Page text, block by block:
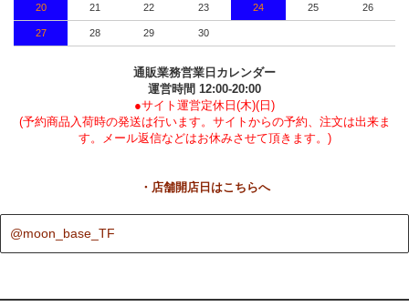
20 21 22 23 24 25 26
27 28 29 30
通販業務営業日カレンダー
運営時間 12:00-20:00
●サイト運営定休日(木)(日)
(予約商品入荷時の発送は行います。サイトからの予約、注文は出来ま
す。メール返信などはお休みさせて頂きます。)
・店舗開店日はこちらへ
@moon_base_TF